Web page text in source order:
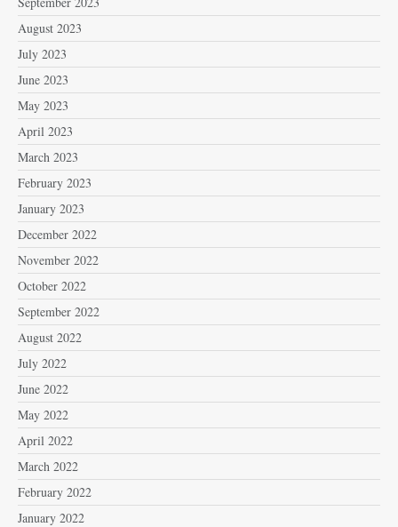
August 2023
July 2023
June 2023
May 2023
April 2023
March 2023
February 2023
January 2023
December 2022
November 2022
October 2022
September 2022
August 2022
July 2022
June 2022
May 2022
April 2022
March 2022
February 2022
January 2022